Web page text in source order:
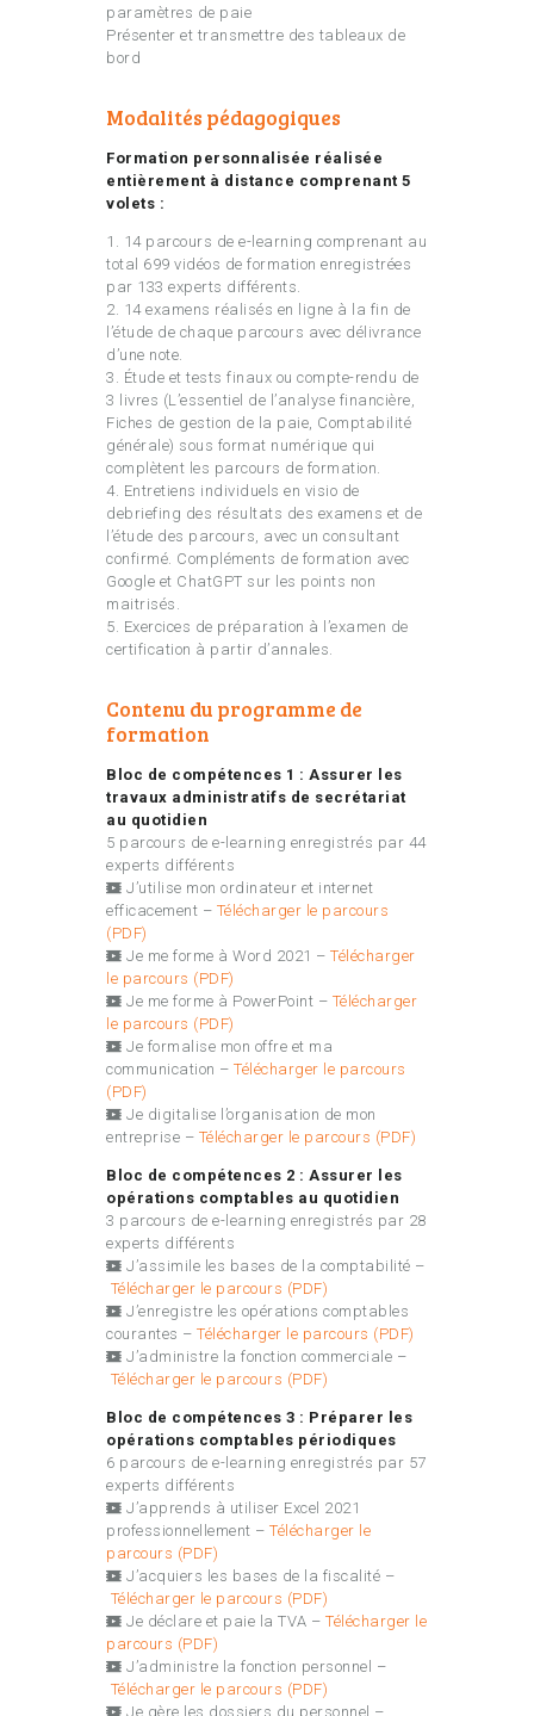
paramètres de paie
Présenter et transmettre des tableaux de
bord
Modalités pédagogiques
Formation personnalisée réalisée
entièrement à distance comprenant 5
volets :
1. 14 parcours de e-learning comprenant au
total 699 vidéos de formation enregistrées
par 133 experts différents.
2. 14 examens réalisés en ligne à la fin de
l’étude de chaque parcours avec délivrance
d’une note.
3. Étude et tests finaux ou compte-rendu de
3 livres (L’essentiel de l’analyse financière,
Fiches de gestion de la paie, Comptabilité
générale) sous format numérique qui
complètent les parcours de formation.
4. Entretiens individuels en visio de
debriefing des résultats des examens et de
l’étude des parcours, avec un consultant
confirmé. Compléments de formation avec
Google et ChatGPT sur les points non
maitrisés.
5. Exercices de préparation à l’examen de
certification à partir d’annales.
Contenu du programme de
formation
Bloc de compétences 1 : Assurer les
travaux administratifs de secrétariat
au quotidien
5 parcours de e-learning enregistrés par 44
experts différents
J’utilise mon ordinateur et internet
efficacement – Télécharger le parcours
(PDF)
Je me forme à Word 2021 – Télécharger
le parcours (PDF)
Je me forme à PowerPoint – Télécharger
le parcours (PDF)
Je formalise mon offre et ma
communication – Télécharger le parcours
(PDF)
Je digitalise l’organisation de mon
entreprise – Télécharger le parcours (PDF)
Bloc de compétences 2 : Assurer les
opérations comptables au quotidien
3 parcours de e-learning enregistrés par 28
experts différents
J’assimile les bases de la comptabilité –
Télécharger le parcours (PDF)
J’enregistre les opérations comptables
courantes – Télécharger le parcours (PDF)
J’administre la fonction commerciale –
Télécharger le parcours (PDF)
Bloc de compétences 3 : Préparer les
opérations comptables périodiques
6 parcours de e-learning enregistrés par 57
experts différents
J’apprends à utiliser Excel 2021
professionnellement – Télécharger le
parcours (PDF)
J’acquiers les bases de la fiscalité –
Télécharger le parcours (PDF)
Je déclare et paie la TVA – Télécharger le
parcours (PDF)
J’administre la fonction personnel –
Télécharger le parcours (PDF)
Je gère les dossiers du personnel –